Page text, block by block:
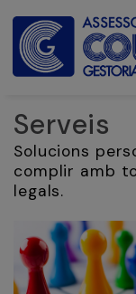
Serveis
Solucions
complir amb
legals.